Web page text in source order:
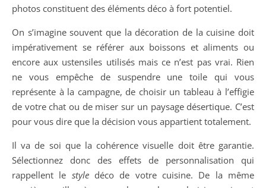
photos constituent des éléments déco à fort potentiel.
On s’imagine souvent que la décoration de la cuisine doit
impérativement se référer aux boissons et aliments ou
encore aux ustensiles utilisés mais ce n’est pas vrai. Rien
ne vous empêche de suspendre une toile qui vous
représente à la campagne, de choisir un tableau à l’effigie
de votre chat ou de miser sur un paysage désertique. C’est
pour vous dire que la décision vous appartient totalement.
Il va de soi que la cohérence visuelle doit être garantie.
Sélectionnez donc des effets de personnalisation qui
rappellent le styledéco de votre cuisine. De la même